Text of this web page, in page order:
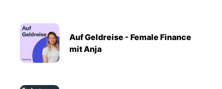
Auf Geldreise - Female Finance
mit Anja